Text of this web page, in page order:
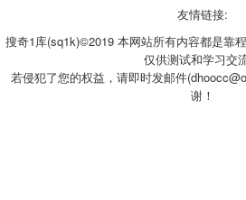
友情链接:
搜奇1库(sq1k)©2019 本网站所有内容都是靠
仅供测试和学习交流
若侵犯了您的权益，请即时发邮件
谢！